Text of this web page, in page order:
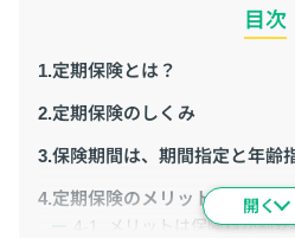
目次
1.定期保険とは？
2.定期保険のしくみ
3.保険期間は、期間指定と年齢
4.定期保険のメリット・デメリ
4-1. メリットは保険料が割安